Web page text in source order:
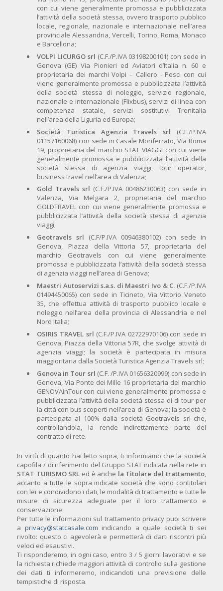
con cui viene generalmente promossa e pubblicizzata
l’attività della società stessa, ovvero trasporto pubblico
locale, regionale, nazionale e internazionale nell’area
provinciale Alessandria, Vercelli, Torino, Roma, Monaco
e Barcellona;
VOLPI LICURGO srl (C.F./P.IVA 03198200101) con sede in
Genova (GE) Via Pionieri ed Aviatori d’Italia n. 60 e
proprietaria dei marchi Volpi – Callero - Pesci con cui
viene generalmente promossa e pubblicizzata l’attività
della società stessa di noleggio, servizio regionale,
nazionale e internazionale (Flixbus), servizi di linea con
competenza statale, servizi sostitutivi Trenitalia
nell’area della Liguria ed Europa;
Società Turistica Agenzia Travels srl (C.F./P.IVA
01157160068) con sede in Casale Monferrato, Via Roma
19, proprietaria del marchio STAT VIAGGI con cui viene
generalmente promossa e pubblicizzata l’attività della
società stessa di agenzia viaggi, tour operator,
business travel nell’area di Valenza;
Gold Travels srl (C.F./P.IVA 00486230063) con sede in
Valenza, Via Melgara 2, proprietaria del marchio
GOLDTRAVEL con cui viene generalmente promossa e
pubblicizzata l’attività della società stessa di agenzia
viaggi;
Geotravels srl (C.F/P.IVA 00946380102) con sede in
Genova, Piazza della Vittoria 57, proprietaria del
marchio Geotravels con cui viene generalmente
promossa e pubblicizzata l’attività della società stessa
di agenzia viaggi nell’area di Genova;
Maestri Autoservizi s.a.s. di Maestri Ivo & C. (C.F./P.IVA
01494450065) con sede in Ticineto, Via Vittorio Veneto
35, che effettua attività di trasporto pubblico locale e
noleggio nell’area della provincia di Alessandria e nel
Nord Italia;
OSIRIS TRAVEL srl (C.F./P.IVA 02722970106) con sede in
Genova, Piazza della Vittoria 57R, che svolge attività di
agenzia viaggi; la società è partecipata in misura
maggioritaria dalla Società Turistica Agenzia Travels srl;
Genova in Tour srl (C.F. /P.IVA 01656320999) con sede in
Genova, Via Ponte dei Mille 16 proprietaria del marchio
GENOVAinTour con cui viene generalmente promossa e
pubblicizzata l’attività della società stessa di di tour per
la città con bus scoperti nell’area di Genova; la società è
partecipata al 100% dalla società Geotravels srl che,
controllandola, la rende indirettamente parte del
contratto di rete.
In virtù di quanto hai letto sopra, ti informiamo che la società
capofila / di riferimento del Gruppo STAT indicata nella rete in
STAT TURISMO SRL ed è anche la Titolare del trattamento,
accanto a tutte le sopra indicate società che sono contitolari
con lei e condividono i dati, le modalità di trattamento e tutte le
misure di sicurezza adeguate per il loro trattamento e
conservazione.
Per tutte le informazioni sul trattamento privacy puoi scrivere
a privacy@statcasale.com indicando a quale società ti sei
rivolto: questo ci agevolerà e permetterà di darti riscontri più
veloci ed esaustivi.
Ti risponderemo, in ogni caso, entro 3 / 5 giorni lavorativi e se
la richiesta richiede maggiori attività di controllo sulla gestione
dei dati ti informeremo, indicandoti una previsione delle
tempistiche di risposta.